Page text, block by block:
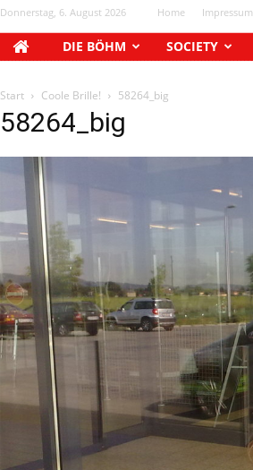
Donnerstag, 6. August 2026 Home Impressum
DIE BÖHM SOCIETY
Start Coole Brille! 58264_big
58264_big